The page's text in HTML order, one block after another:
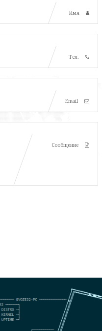
Имя
Тел.
Email
Сообщение